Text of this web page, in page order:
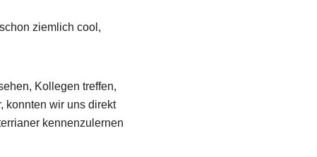
ziemlich cool,
Kollegen treffen,
konnten wir uns direkt
kennenzulernen